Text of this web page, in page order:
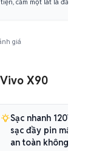
tiện, cắm một lát là đầy,
giá
X90
Sạc nhanh 120W
sạc đầy pin mất
an toàn không?